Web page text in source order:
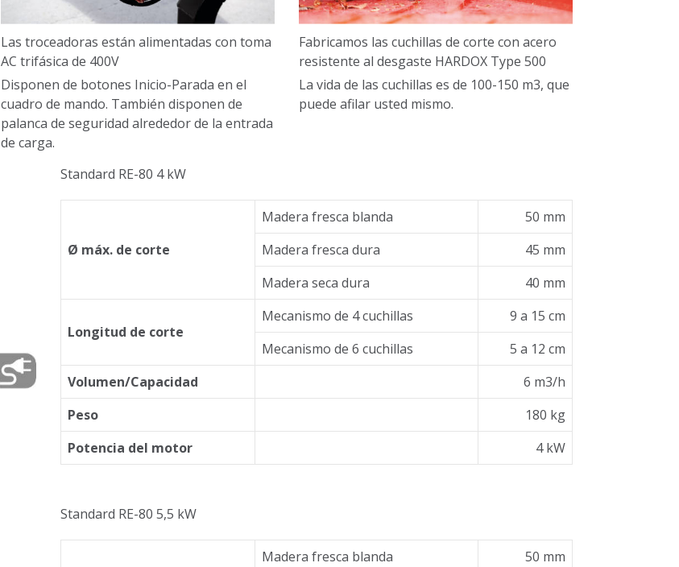
Las troceadoras están alimentadas con toma
AC trifásica de 400V
Disponen de botones Inicio-Parada en el
cuadro de mando. También disponen de
palanca de seguridad alrededor de la entrada
de carga.
Fabricamos las cuchillas de corte con acero
resistente al desgaste HARDOX Type 500
La vida de las cuchillas es de 100-150 m3, que
puede afilar usted mismo.
Standard RE-80 4 kW
Ø máx. de corte
Madera fresca blanda
50 mm
Madera fresca dura
45 mm
Madera seca dura
40 mm
Longitud de corte
Mecanismo de 4 cuchillas
9 a 15 cm
Mecanismo de 6 cuchillas
5 a 12 cm
Volumen/Capacidad
6 m3/h
Peso
180 kg
Potencia del motor
4 kW
Standard RE-80 5,5 kW
Madera fresca blanda
50 mm